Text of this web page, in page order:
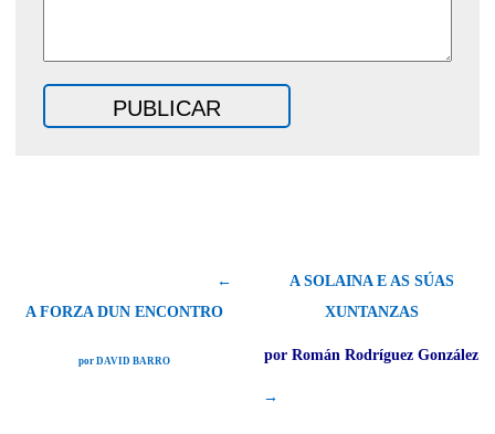
←
A FORZA DUN ENCONTRO
por DAVID BARRO
A SOLAINA E AS SÚAS
XUNTANZAS
por Román Rodríguez González
→